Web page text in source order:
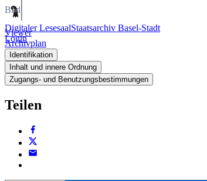
Digitaler LesesaalStaatsarchiv Basel-Stadt
Login
Bild
Viewer
Archivplan
Identifikation
Inhalt und innere Ordnung
Zugangs- und Benutzungsbestimmungen
Teilen